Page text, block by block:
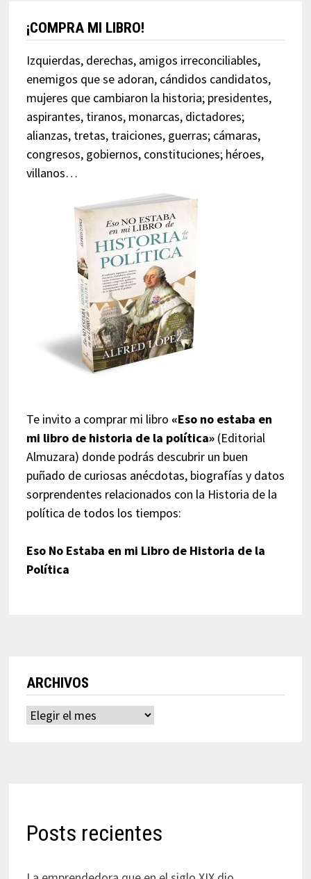
¡COMPRA MI LIBRO!
Izquierdas, derechas, amigos irreconciliables,
enemigos que se adoran, cándidos candidatos,
mujeres que cambiaron la historia; presidentes,
aspirantes, tiranos, monarcas, dictadores;
alianzas, tretas, traiciones, guerras; cámaras,
congresos, gobiernos, constituciones; héroes,
villanos…
Te invito a comprar mi libro «Eso no estaba en
mi libro de historia de la política»(Editorial
Almuzara) donde podrás descubrir un buen
puñado de curiosas anécdotas, biografías y datos
sorprendentes relacionados con la Historia de la
política de todos los tiempos:
Eso No Estaba en mi Libro de Historia de la
Política
ARCHIVOS
Archivos
Posts recientes